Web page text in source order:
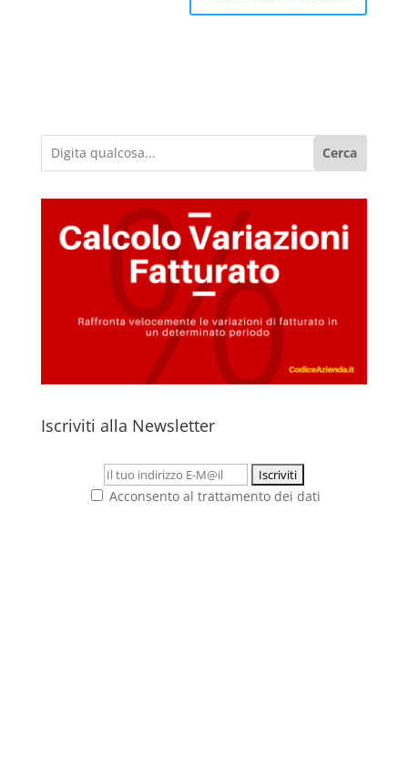
Cerca
Iscriviti alla Newsletter
Acconsento al trattamento dei dati